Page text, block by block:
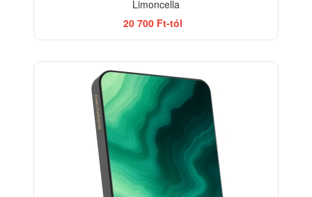
Limoncella
20 700 Ft-tól